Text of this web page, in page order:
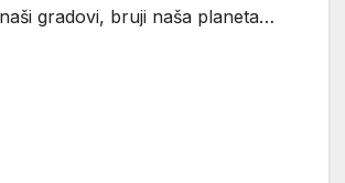
gradovi, bruji naša planeta…